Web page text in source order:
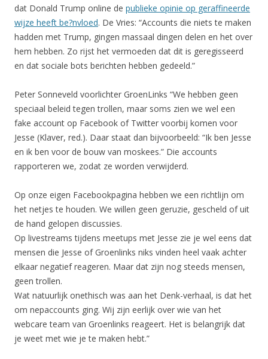
dat Donald Trump online de publieke opinie op geraffineerde
wijze heeft be?nvloed. De Vries: “Accounts die niets te maken
hadden met Trump, gingen massaal dingen delen en het over
hem hebben. Zo rijst het vermoeden dat dit is geregisseerd
en dat sociale bots berichten hebben gedeeld.”
Peter Sonneveld voorlichter GroenLinks “We hebben geen
speciaal beleid tegen trollen, maar soms zien we wel een
fake account op Facebook of Twitter voorbij komen voor
Jesse (Klaver, red.). Daar staat dan bijvoorbeeld: “Ik ben Jesse
en ik ben voor de bouw van moskees.” Die accounts
rapporteren we, zodat ze worden verwijderd.
Op onze eigen Facebookpagina hebben we een richtlijn om
het netjes te houden. We willen geen geruzie, gescheld of uit
de hand gelopen discussies.
Op livestreams tijdens meetups met Jesse zie je wel eens dat
mensen die Jesse of Groenlinks niks vinden heel vaak achter
elkaar negatief reageren. Maar dat zijn nog steeds mensen,
geen trollen.
Wat natuurlijk onethisch was aan het Denk-verhaal, is dat het
om nepaccounts ging. Wij zijn eerlijk over wie van het
webcare team van Groenlinks reageert. Het is belangrijk dat
je weet met wie je te maken hebt.”